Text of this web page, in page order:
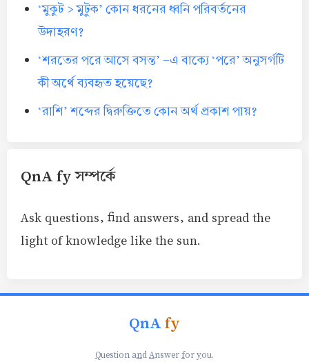
‘মুকুট > মুটুক’ কোন ধরনের ধ্বনি পরিবর্তনের
উদাহরণ?
‘শরতের পরে আসে বসন্ত’ -এ বাক্যে ‘পরে’ অনুসর্গটি
কী অর্থে ব্যবহৃত হয়েছে?
‘রাশি’ শব্দের দ্বিরুক্তিতে কোন অর্থ প্রকাশ পায়?
QnA fy সম্পর্কে
Ask questions, find answers, and spread the
light of knowledge like the sun.
QnAfy
Question andAnswer foryou.